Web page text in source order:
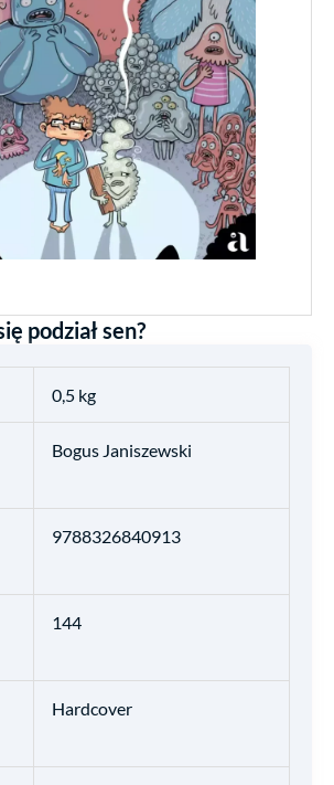
podział sen?
0,5 kg
Bogus Janiszewski
9788326840913
144
Hardcover